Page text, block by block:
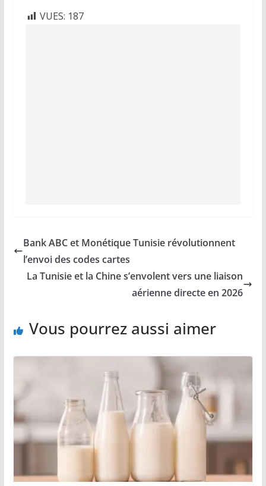
VUES: 187
Bank ABC et Monétique Tunisie révolutionnent
l’envoi des codes cartes
La Tunisie et la Chine s’envolent vers une liaison
aérienne directe en 2026
Vous pourrez aussi aimer